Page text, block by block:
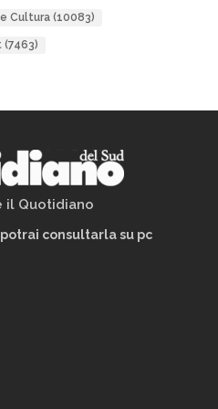
Cultura(10083)
(7463)
il Quotidiano
consultarla su pc